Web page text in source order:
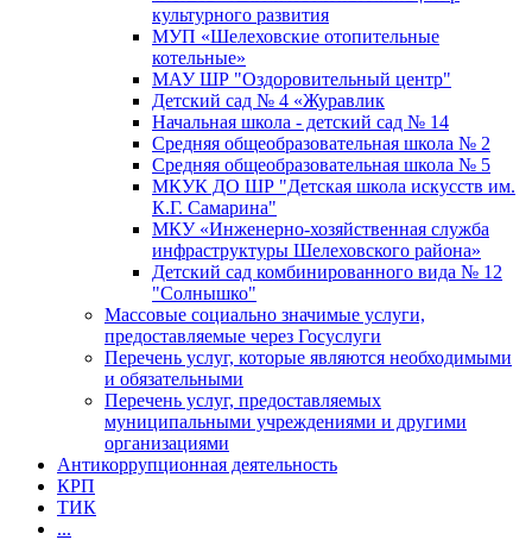
культурного развития
МУП «Шелеховские отопительные
котельные»
МАУ ШР "Оздоровительный центр"
Детский сад № 4 «Журавлик
Начальная школа - детский сад № 14
Средняя общеобразовательная школа № 2
Средняя общеобразовательная школа № 5
МКУК ДО ШР "Детская школа искусств им.
К.Г. Самарина"
МКУ «Инженерно-хозяйственная служба
инфраструктуры Шелеховского района»
Детский сад комбинированного вида № 12
"Солнышко"
Массовые социально значимые услуги,
предоставляемые через Госуслуги
Перечень услуг, которые являются необходимыми
и обязательными
Перечень услуг, предоставляемых
муниципальными учреждениями и другими
организациями
Антикоррупционная деятельность
КРП
ТИК
...